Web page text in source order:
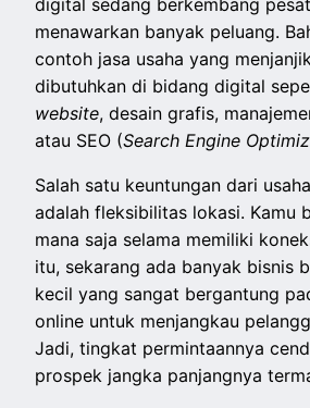
digital sedang berkembang
menawarkan banyak peluang.
contoh jasa usaha yang
dibutuhkan di bidang digital
website, desain grafis,
atau SEO (Search Engine
Salah satu keuntungan dari
adalah fleksibilitas lokasi. Kamu
mana saja selama memiliki
itu, sekarang ada banyak bisnis
kecil yang sangat bergantung
online untuk menjangkau
Jadi, tingkat permintaannya
prospek jangka panjangnya